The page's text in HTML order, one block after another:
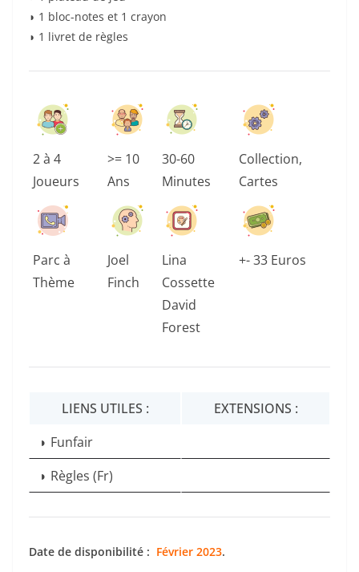
◗ 1 bloc-notes et 1 crayon
◗ 1 livret de règles
2 à 4
Joueurs
>= 10
Ans
30-60
Minutes
Collection,
Cartes
Parc à
Thème
Joel
Finch
Lina
Cossette
David
Forest
+- 33 Euros
LIENS UTILES :
EXTENSIONS :
◗ Funfair
◗ Règles (Fr)
Date de disponibilité : Février 2023.